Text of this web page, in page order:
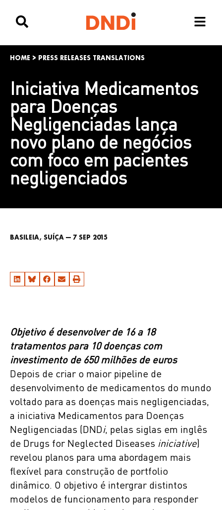
HOME > PRESS RELEASES TRANSLATIONS
Iniciativa Medicamentos
para Doenças
Negligenciadas lança
novo plano de negócios
com foco em pacientes
negligenciados
BASILEIA, SUÍÇA — 7 SEP 2015
Objetivo é desenvolver de 16 a 18
tratamentos para 10 doenças com
investimento de 650 milhões de euros
Depois de criar o maior pipeline de
desenvolvimento de medicamentos do mundo
voltado para as doenças mais negligenciadas,
a iniciativa Medicamentos para Doenças
Negligenciadas (DNDi, pelas siglas em inglês
de Drugs for Neglected Diseases iniciative)
revelou planos para uma abordagem mais
flexível para construção de portfolio
dinâmico. O objetivo é intergrar distintos
modelos de funcionamento para responder